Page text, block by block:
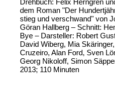
Drehbuch: Felix Herngren
dem Roman "Der
stieg und verschwand" von
Göran Hallberg – Schnitt:
Bye – Darsteller: Robert
David Wiberg, Mia
Cruzeiro, Alan Ford, Sven
Georg Nikoloff, Simon
2013; 110 Minuten